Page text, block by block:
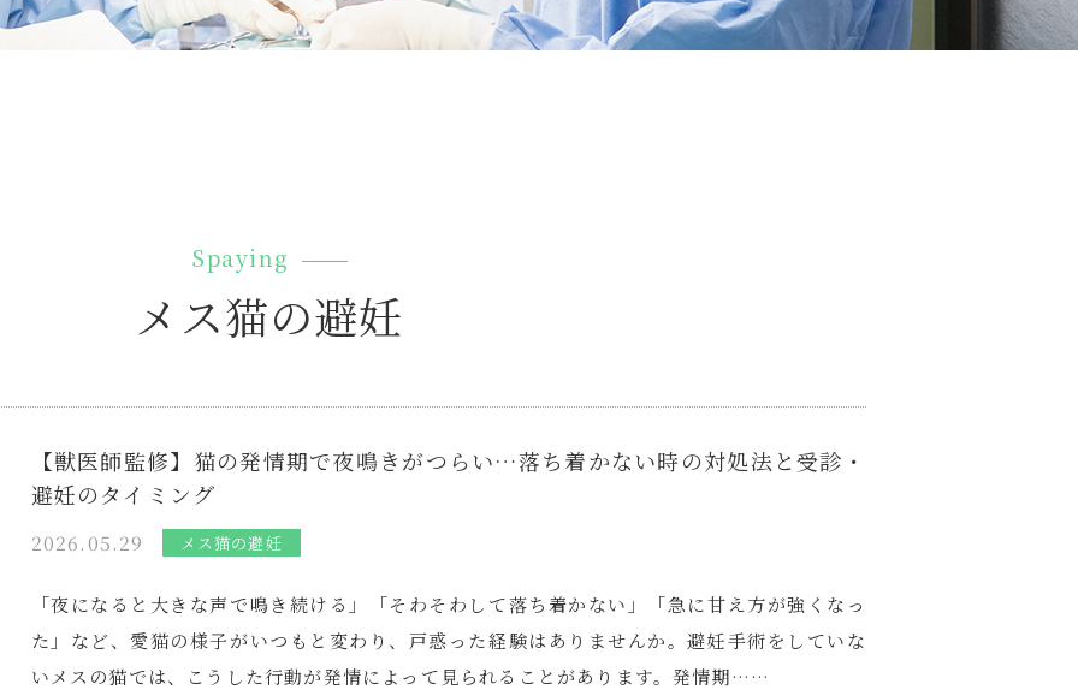
Spaying
メス猫の避妊
【獣医師監修】猫の発情期で夜鳴きがつらい…落ち着かない時の対処法と受診・
避妊のタイミング
2026.05.29 メス猫の避妊
「夜になると大きな声で鳴き続ける」「そわそわして落ち着かない」「急に甘え方が強くなっ
た」など、愛猫の様子がいつもと変わり、戸惑った経験はありませんか。避妊手術をしていな
いメスの猫では、こうした行動が発情によって見られることがあります。発情期……